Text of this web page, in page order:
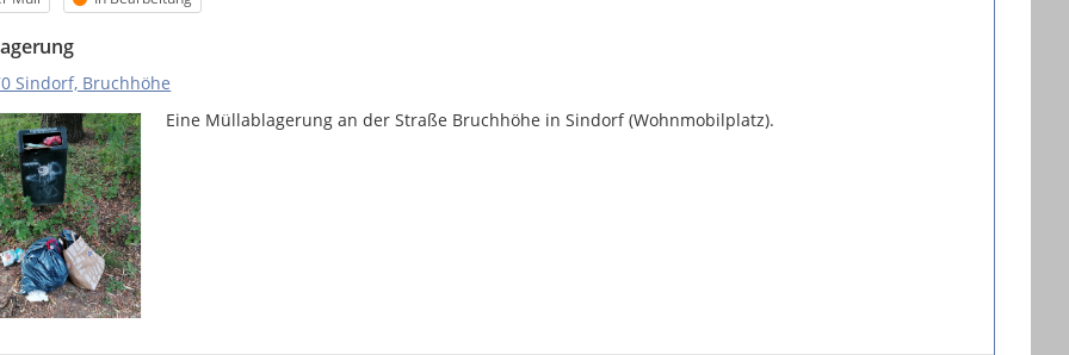
Sindorf, Bruchhöhe
Eine Müllablagerung an der Straße Bruchhöhe in Sindorf (Wohnmobilplatz).